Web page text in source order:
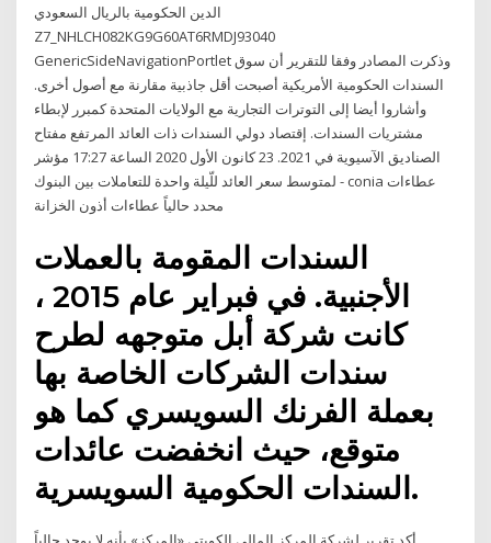
الدين الحكومية بالريال السعودي
Z7_NHLCH082KG9G60AT6RMDJ93040
GenericSideNavigationPortlet وذكرت المصادر وفقا للتقرير أن سوق
السندات الحكومية الأمريكية أصبحت أقل جاذبية مقارنة مع أصول أخرى.
وأشاروا أيضا إلى التوترات التجارية مع الولايات المتحدة كمبرر لإبطاء
مشتريات السندات. إقتصاد دولي السندات ذات العائد المرتفع مفتاح
الصناديق الآسيوية في 2021. 23 كانون الأول 2020 الساعة 17:27 مؤشر
لمتوسط سعر العائد للّيلة واحدة للتعاملات بين البنوك - conia عطاءات
محدد حالياً عطاءات أذون الخزانة
السندات المقومة بالعملات
الأجنبية. في فبراير عام 2015 ،
كانت شركة أبل متوجهه لطرح
سندات الشركات الخاصة بها
بعملة الفرنك السويسري كما هو
متوقع، حيث انخفضت عائدات
السندات الحكومية السويسرية.